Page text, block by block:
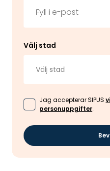
Välj stad
Välj stad
Jag accepterar SIPUS
personuppgifter.